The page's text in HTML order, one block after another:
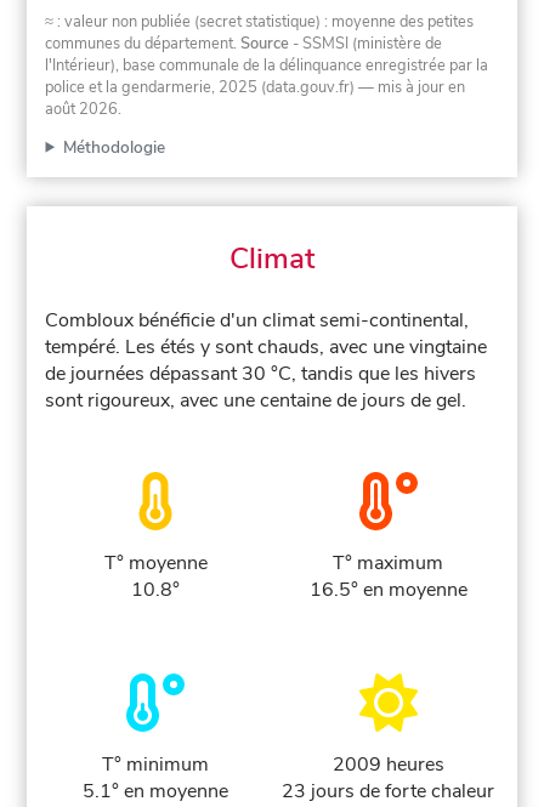
≈ : valeur non publiée (secret statistique) : moyenne des petites
communes du département.Source - SSMSI (ministère de
l'Intérieur), base communale de la délinquance enregistrée par la
police et la gendarmerie, 2025 (data.gouv.fr) — mis à jour en
août 2026.
Méthodologie
Climat
Combloux bénéficie d'un climat semi-continental,
tempéré. Les étés y sont chauds, avec une vingtaine
de journées dépassant 30 °C, tandis que les hivers
sont rigoureux, avec une centaine de jours de gel.
T° moyenne
10.8°
T° maximum
16.5° en moyenne
T° minimum
5.1° en moyenne
2009 heures
23 jours de forte chaleur